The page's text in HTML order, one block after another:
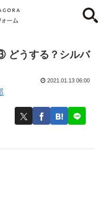
どうする？シルバ
2021.01.13 06:00